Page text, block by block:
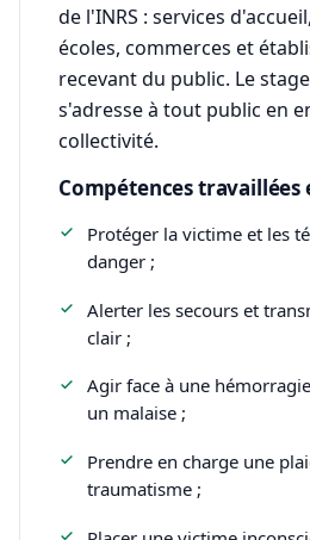
de l'INRS : services
écoles, commerces et
recevant du public. Le
s'adresse à tout public en
collectivité.
Compétences travaillées
Protéger la victime et les
danger ;
Alerter les secours et
clair ;
Agir face à une
un malaise ;
Prendre en charge une
traumatisme ;